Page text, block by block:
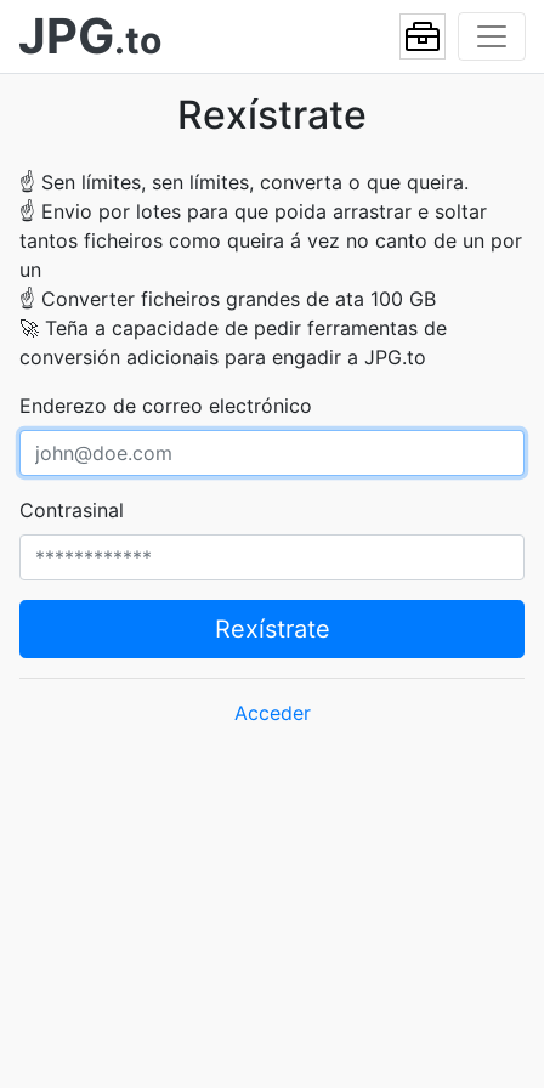
JPG.to
Rexístrate
☝ Sen límites, sen límites, converta o que queira.
☝ Envio por lotes para que poida arrastrar e soltar
tantos ficheiros como queira á vez no canto de un por
un
☝ Converter ficheiros grandes de ata 100 GB
🚀 Teña a capacidade de pedir ferramentas de
conversión adicionais para engadir a JPG.to
Enderezo de correo electrónico
Contrasinal
Rexístrate
Acceder